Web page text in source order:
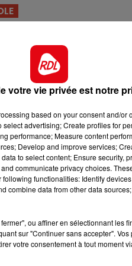
MIDI QUI
de Ch.Maertens qui le
pour cette course.
meeting hivernal aprés 2
de sa dernière sortie.
3 courses dans les
est prêt à faire surface.
qu'elle avait gardé
de ligne droite,
en prenant plusieurs
de cette épreuve.
un numéro tout à
et de sa récente
votre vie privée est notre
based on your consent and/or
advertising; Create profiles for
performance; Measure content
Develop and improve services;
to select content; Ensure security,
communicate privacy choices.
functionalities: Identify
combine data from other data
ou affiner en sélectionnant les
sur "Continuer sans accepter".
votre consentement à tout moment